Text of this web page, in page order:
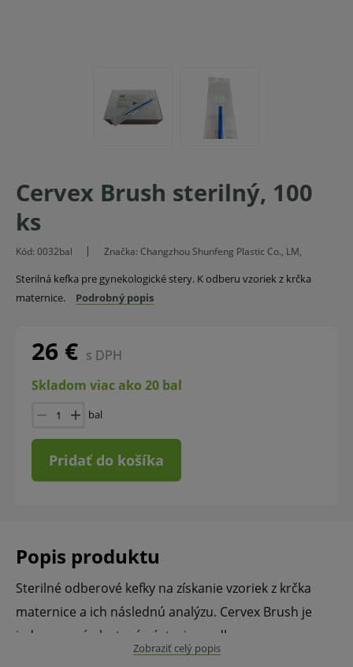
Cervex Brush sterilný, 100
ks
Kód: 0032bal Značka: Changzhou Shunfeng Plastic Co., LM,
Sterilná kefka pre gynekologické stery. K odberu vzoriek z krčka
maternice.
Podrobný popis
26 € s DPH
Skladom viac ako 20 bal
bal
Pridať do košíka
Popis produktu
Sterilné odberové kefky na získanie vzoriek z krčka
maternice a ich následnú analýzu. Cervex Brush je
jednorazový plastový nástroj na odber
ektocervikálnych, endocervikálnych a
Zobraziť celý popis